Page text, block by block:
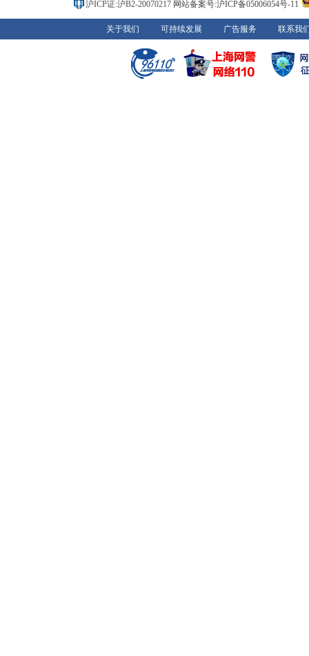
沪ICP证:沪B2-20070217 网站备案号:沪ICP备05006054号-11
关于我们 可持续发展 广告服务 联系我